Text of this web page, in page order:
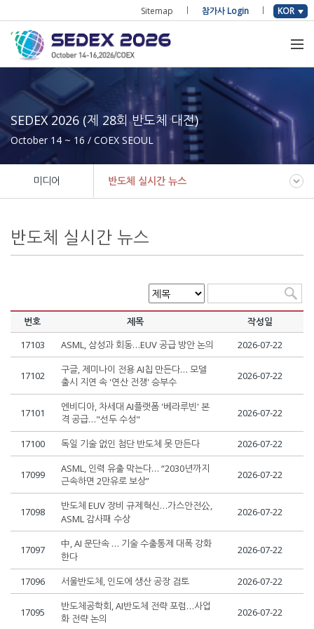
Sitemap 참가사 Login KOR
SEDEX 2026 (제 28회 반도체 대전)
October 14 ~ 16 / COEX SEOUL
미디어 반도체 실시간 뉴스
반도체 실시간 뉴스
번호 제목 작성일
17103 ASML, 삼성과 회동…EUV 공급 방안 논의 2026-07-22
17102
구글, 제미나이 전용 AI칩 만든다… 모델
출시 지연 속 '연산 전쟁' 승부수
2026-07-22
17101
엔비디아, 차세대 AI플랫폼 '베라루빈' 본
격 공급…"선두 수성"
2026-07-22
17100 독일 기술 없인 첨단 반도체 못 만든다 2026-07-22
17099
ASML, 인력 유출 막는다… “2030년까지
근속하면 2만유로 보상”
2026-07-22
17098
반도체 EUV 장비 규제혁신…가스안전公,
ASML 감사패 수상
2026-07-22
17097
中, AI 문단속 … 기술 수출통제 대폭 강화
한다
2026-07-22
17096 서울반도체, 인도에 생산 공장 검토 2026-07-22
17095
반도체공학회, AI반도체 전략 포럼…사업
화 전략 논의
2026-07-22